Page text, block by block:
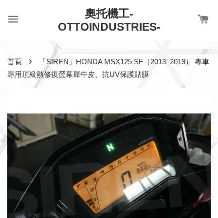
奧托機工-
OTTOINDUSTRIES-
首頁 ›
「SIREN」HONDA MSX125 SF（2013–2019） 專車
專用頂級熱修復螢幕犀牛皮、抗UV保護貼膜